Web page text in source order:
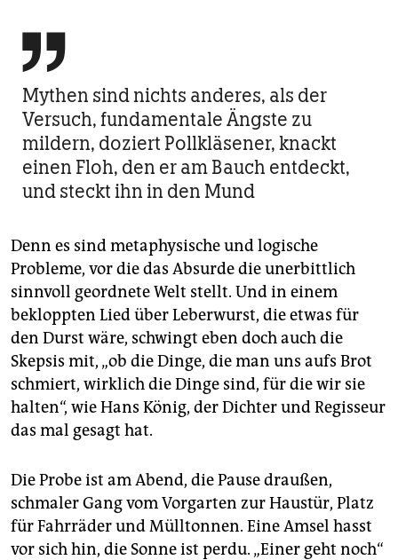

Mythen sind nichts anderes, als der
Versuch, fundamentale Ängste zu
mildern, doziert Pollkläsener, knackt
einen Floh, den er am Bauch entdeckt,
und steckt ihn in den Mund
Denn es sind metaphysische und logische
Probleme, vor die das Absurde die unerbittlich
sinnvoll geordnete Welt stellt. Und in einem
bekloppten Lied über Leberwurst, die etwas für
den Durst wäre, schwingt eben doch auch die
Skepsis mit, „ob die Dinge, die man uns aufs Brot
schmiert, wirklich die Dinge sind, für die wir sie
halten“, wie Hans König, der Dichter und Regisseur
das mal gesagt hat.
Die Probe ist am Abend, die Pause draußen,
schmaler Gang vom Vorgarten zur Haustür, Platz
für Fahrräder und Mülltonnen. Eine Amsel hasst
vor sich hin, die Sonne ist perdu. „Einer geht noch“